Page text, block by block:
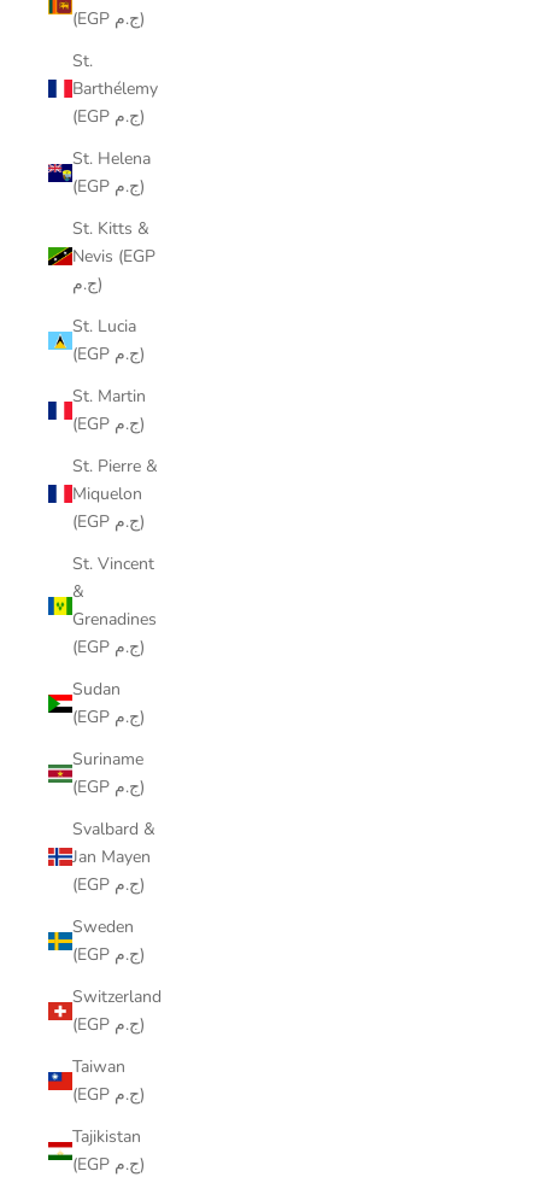
(EGP ج.م)
St.
Barthélemy
(EGP ج.م)
St. Helena
(EGP ج.م)
St. Kitts &
Nevis (EGP
ج.م)
St. Lucia
(EGP ج.م)
St. Martin
(EGP ج.م)
St. Pierre &
Miquelon
(EGP ج.م)
St. Vincent
&
Grenadines
(EGP ج.م)
Sudan
(EGP ج.م)
Suriname
(EGP ج.م)
Svalbard &
Jan Mayen
(EGP ج.م)
Sweden
(EGP ج.م)
Switzerland
(EGP ج.م)
Taiwan
(EGP ج.م)
Tajikistan
(EGP ج.م)